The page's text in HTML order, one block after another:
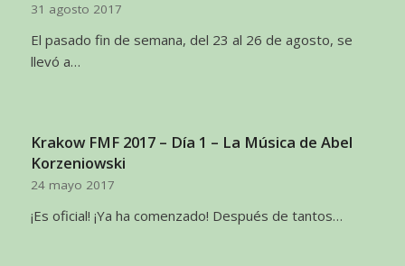
31 agosto 2017
El pasado fin de semana, del 23 al 26 de agosto, se
llevó a…
Krakow FMF 2017 – Día 1 – La Música de Abel
Korzeniowski
24 mayo 2017
¡Es oficial! ¡Ya ha comenzado! Después de tantos…